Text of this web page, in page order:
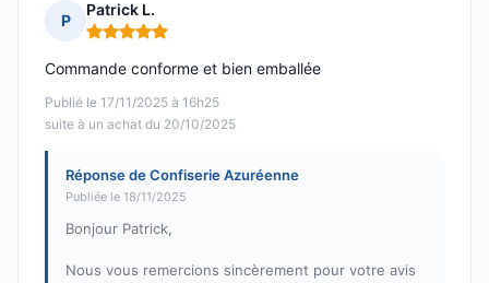
P
Patrick L.
Note : 5 sur 5
Publié le 17/11/2025 à 16h25
suite à un achat du 20/10/2025
Commande conforme et bien emballée
Réponse de Confiserie Azuréenne
Publiée le 18/11/2025
Bonjour Patrick,
Nous vous remercions sincèrement pour votre avis